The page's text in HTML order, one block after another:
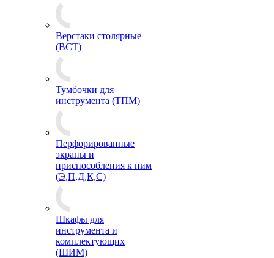
Верстаки столярные
(ВСТ)
Тумбочки для
инструмента (ТПМ)
Перфорированные
экраны и
приспособления к ним
(Э,П,Д,К,С)
Шкафы для
инструмента и
комплектующих
(ШИМ)